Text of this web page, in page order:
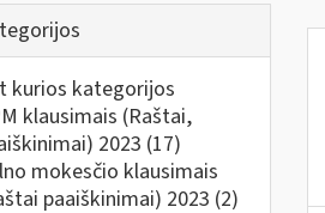
kurios kategorijos
klausimais (Raštai,
2023 (17)
mokesčio klausimais
paaiškinimai) 2023 (2)